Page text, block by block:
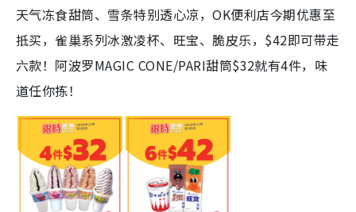
天气冻食甜筒、雪条特别透心凉，OK便利店今期优惠至
抵买，雀巢系列冰激凌杯、旺宝、脆皮乐，$42即可带走
六款！阿波罗MAGIC CONE/PARI甜筒$32就有4件，味
道任你拣！